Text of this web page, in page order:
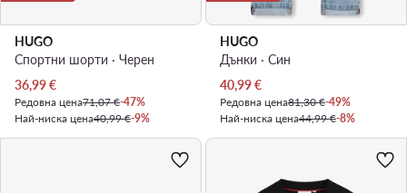
HUGO
Спортни шорти · Черен
Актуална цена
36,99€
Редовна цена71,07 €-47%
Най-ниска цена40,99 €-9%
HUGO
Дънки · Син
Актуална цена
40,99€
Редовна цена81,30 €-49%
Най-ниска цена44,99 €-8%